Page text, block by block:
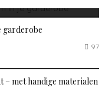
garderobe
97
– met handige materialen